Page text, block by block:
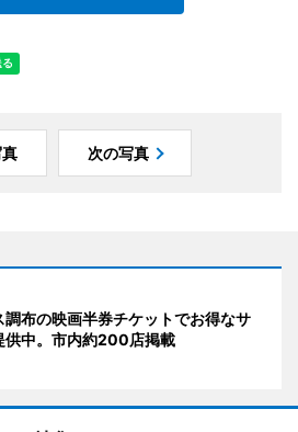
次の写真
調布の映画半券チケットでお得なサ
供中。市内約200店掲載